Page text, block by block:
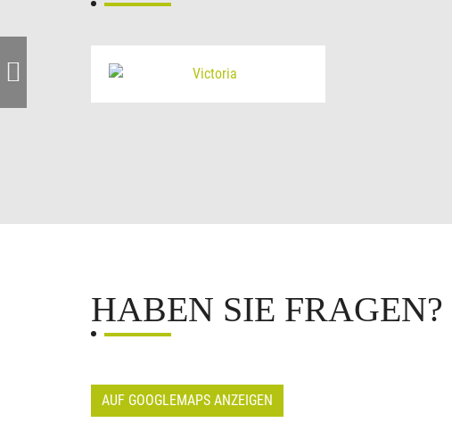
HABEN SIE FRAGEN?
AUF GOOGLEMAPS ANZEIGEN